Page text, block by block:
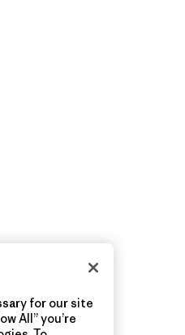
for our site
All” you’re